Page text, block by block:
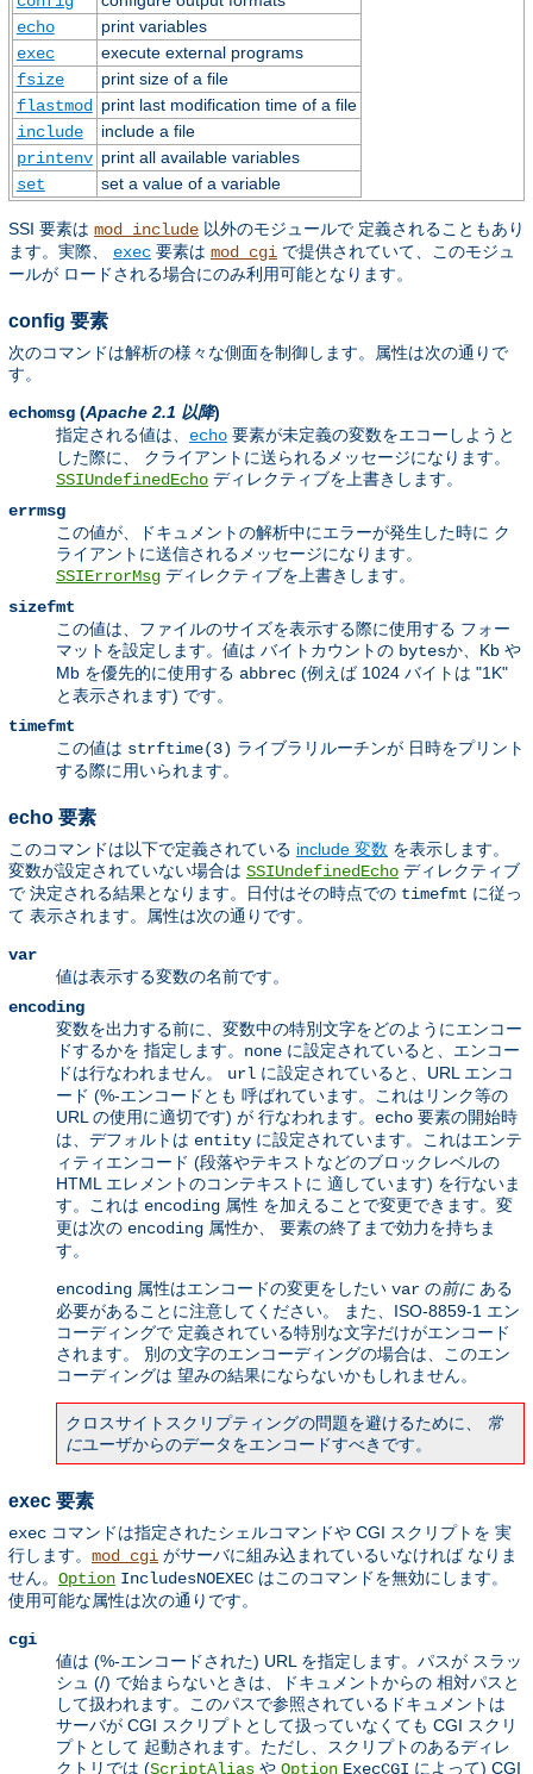
echo
print variables
exec
execute external programs
fsize
print size of a file
flastmod
print last modification time of a file
include
include a file
printenv print all available variables
set
set a value of a variable
SSI 要素は mod_include 以外のモジュールで 定義されることもあり
ます。実際、 exec 要素は mod_cgi で提供されていて、このモジュ
ールが ロードされる場合にのみ利用可能となります。
config 要素
次のコマンドは解析の様々な側面を制御します。属性は次の通りで
す。
echomsg (Apache 2.1 以降)
指定される値は、 echo 要素が未定義の変数をエコーしようと
した際に、 クライアントに送られるメッセージになります。
SSIUndefinedEcho ディレクティブを上書きします。
errmsg
この値が、ドキュメントの解析中にエラーが発生した時に ク
ライアントに送信されるメッセージになります。
SSIErrorMsg ディレクティブを上書きします。
sizefmt
この値は、ファイルのサイズを表示する際に使用する フォー
マットを設定します。値は バイトカウントの bytesか、Kb や
Mb を優先的に使用する abbrec (例えば 1024 バイトは "1K"
と表示されます) です。
timefmt
この値は strftime(3) ライブラリルーチンが 日時をプリント
する際に用いられます。
echo 要素
このコマンドは以下で定義されている include 変数 を表示します。
変数が設定されていない場合は SSIUndefinedEcho ディレクティブ
で 決定される結果となります。日付はその時点での timefmt に従っ
て 表示されます。属性は次の通りです。
var
値は表示する変数の名前です。
encoding
変数を出力する前に、変数中の特別文字をどのようにエンコー
ドするかを 指定します。 none に設定されていると、エンコー
ドは行なわれません。 url に設定されていると、URL エンコ
ード (%-エンコードとも 呼ばれています。これはリンク等の
URL の使用に適切です) が 行なわれます。 echo 要素の開始時
は、デフォルトは entity に設定されています。これはエンテ
ィティエンコード (段落やテキストなどのブロックレベルの
HTML エレメントのコンテキストに 適しています) を行ないま
す。これは encoding 属性 を加えることで変更できます。変
更は次の encoding 属性か、 要素の終了まで効力を持ちま
す。
encoding 属性はエンコードの変更をしたい var の前に ある
必要があることに注意してください。 また、ISO-8859-1 エン
コーディングで 定義されている特別な文字だけがエンコード
されます。 別の文字のエンコーディングの場合は、このエン
コーディングは 望みの結果にならないかもしれません。
クロスサイトスクリプティングの問題を避けるために、
常
にユーザからのデータをエンコードすべきです。
exec 要素
exec コマンドは指定されたシェルコマンドや CGI スクリプトを 実
行します。 mod_cgi がサーバに組み込まれているいなければ なりま
せん。 Option IncludesNOEXEC はこのコマンドを無効にします。
使用可能な属性は次の通りです。
cgi
値は (%-エンコードされた) URL を指定します。パスが スラッ
シュ (/) で始まらないときは、ドキュメントからの 相対パスと
して扱われます。このパスで参照されているドキュメントは
サーバが CGI スクリプトとして扱っていなくても CGI スクリ
プトとして 起動されます。ただし、スクリプトのあるディレ
クトリでは (ScriptAlias や Option ExecCGI によって) CGI